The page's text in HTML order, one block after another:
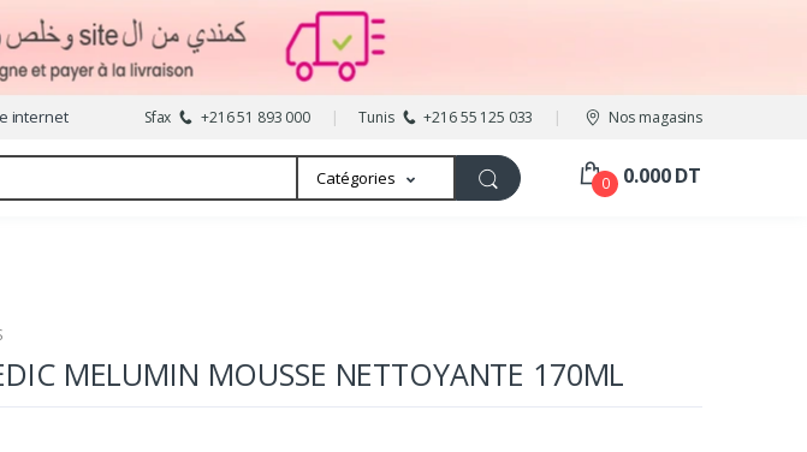
internet Sfax +216 51 893 000 Tunis +216 55 125 033 Nos magasins
Catégories 0 0.000 DT
MELUMIN MOUSSE NETTOYANTE 170ML